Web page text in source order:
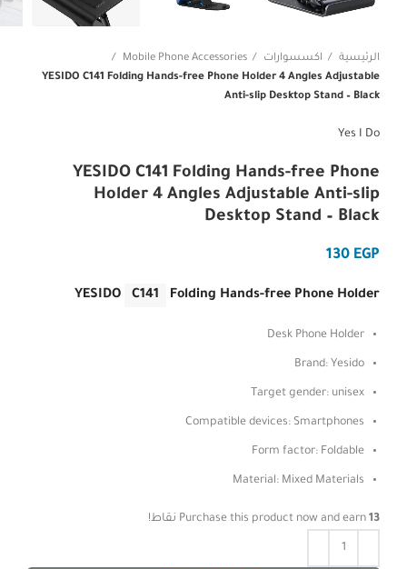
الرئيسية اكسسوارات
Mobile Phone Accessories
YESIDO C141 Folding Hands-free Phone Holder 4 Angles Adjustable
Anti-slip Desktop Stand – Black
Yes I Do
YESIDO C141 Folding Hands-free Phone
Holder 4 Angles Adjustable Anti-slip
Desktop Stand – Black
EGP
YESIDO C141 Folding Hands-free Phone Holder
Desk Phone Holder
Brand: Yesido
Target gender: unisex
Compatible devices: Smartphones
Form factor: Foldable
Material: Mixed Materials
Purchase this product now and earn 13 نقاط!